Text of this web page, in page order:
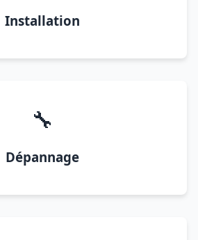
Installation
🔧
Dépannage